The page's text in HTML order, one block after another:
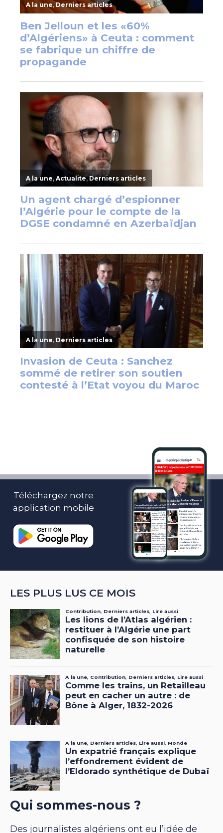
Téléchargez notre
application mobile
LES PLUS LUS CE MOIS
Qui sommes-nous ?
Des journalistes algériens ont eu l’idée de